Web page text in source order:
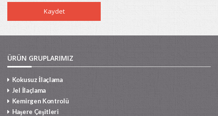
ÜRÜN GRUPLARIMIZ
Kokusuz İlaçlama
Jel İlaçlama
Kemirgen Kontrolü
Haşere Çeşitleri